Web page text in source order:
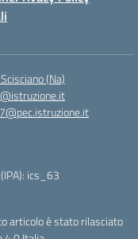
(Na)
ics_63
articolo è stato rilasciato